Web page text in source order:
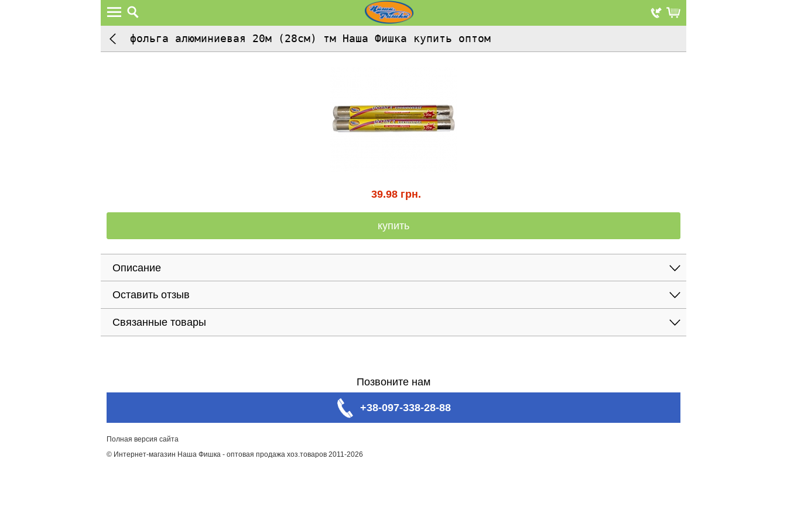
фольга алюминиевая 20м (28см) тм Наша Фишка купить оптом
39.98 грн.
купить
Описание
Оставить отзыв
Связанные товары
Позвоните нам
+38-097-338-28-88
Полная версия сайта
© Интернет-магазин Наша Фишка - оптовая продажа хоз.товаров 2011-2026